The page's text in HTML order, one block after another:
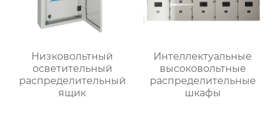
Низковольтный
осветительный
распределительный
ящик
Интеллектуальные
высоковольтные
распределительные
шкафы